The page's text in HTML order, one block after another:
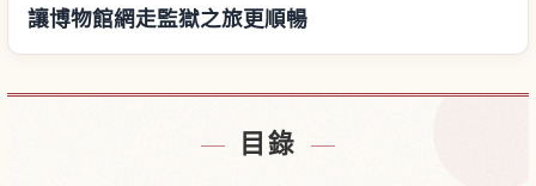
讓博物館網走監獄之旅更順暢
目錄